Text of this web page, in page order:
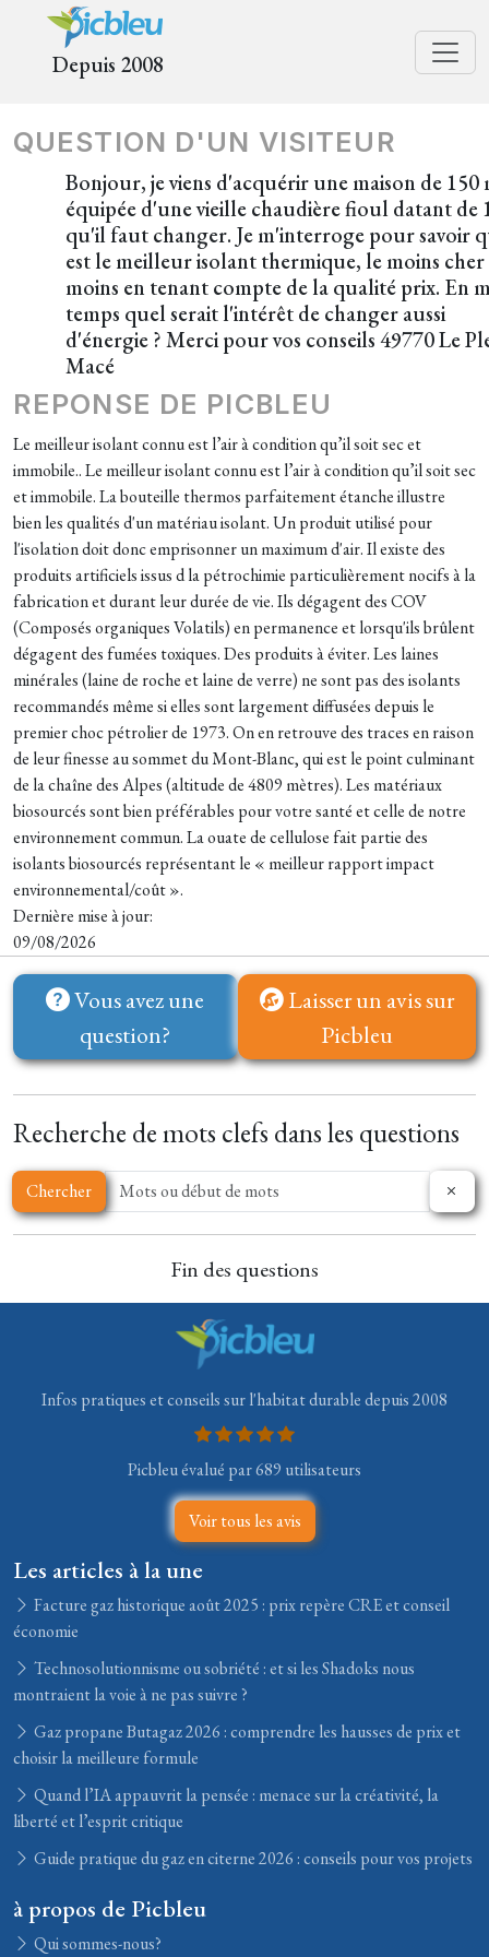
Depuis 2008
QUESTION D'UN VISITEUR
Bonjour, je viens d'acquérir une maison de 150
équipée d'une vieille chaudière fioul datant de
qu'il faut changer. Je m'interroge pour savoir
est le meilleur isolant thermique, le moins
moins en tenant compte de la qualité prix. En
temps quel serait l'intérêt de changer aussi
d'énergie ? Merci pour vos conseils 49770 Le
Macé
REPONSE DE PICBLEU
Le meilleur isolant connu est l’air à condition qu’il soit sec et
immobile.. Le meilleur isolant connu est l’air à condition qu’il soit sec
et immobile. La bouteille thermos parfaitement étanche illustre
bien les qualités d'un matériau isolant. Un produit utilisé pour
l'isolation doit donc emprisonner un maximum d'air. Il existe des
produits artificiels issus d la pétrochimie particulièrement nocifs à la
fabrication et durant leur durée de vie. Ils dégagent des COV
(Composés organiques Volatils) en permanence et lorsqu'ils brûlent
dégagent des fumées toxiques. Des produits à éviter. Les laines
minérales (laine de roche et laine de verre) ne sont pas des isolants
recommandés même si elles sont largement diffusées depuis le
premier choc pétrolier de 1973. On en retrouve des traces en raison
de leur finesse au sommet du Mont-Blanc, qui est le point culminant
de la chaîne des Alpes (altitude de 4809 mètres). Les matériaux
biosourcés sont bien préférables pour votre santé et celle de notre
environnement commun. La ouate de cellulose fait partie des
isolants biosourcés représentant le « meilleur rapport impact
environnemental/coût ».
Dernière mise à jour:
09/08/2026
Vous avez une
question?
Laisser un avis sur
Picbleu
Recherche de mots clefs dans les questions
Chercher
Fin des questions
Infos pratiques et conseils sur l'habitat durable depuis 2008
Picbleu évalué par 689 utilisateurs
Voir tous les avis
Les articles à la une
Facture gaz historique août 2025 : prix repère CRE et conseil
économie
Technosolutionnisme ou sobriété : et si les Shadoks nous
montraient la voie à ne pas suivre ?
Gaz propane Butagaz 2026 : comprendre les hausses de prix et
choisir la meilleure formule
Quand l’IA appauvrit la pensée : menace sur la créativité, la
liberté et l’esprit critique
Guide pratique du gaz en citerne 2026 : conseils pour vos projets
à propos de Picbleu
Qui sommes-nous?